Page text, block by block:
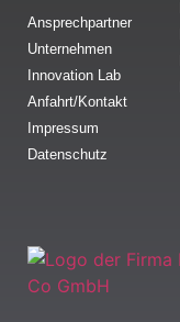
Ansprechpartner
Unternehmen
Innovation Lab
Anfahrt/Kontakt
Impressum
Datenschutz